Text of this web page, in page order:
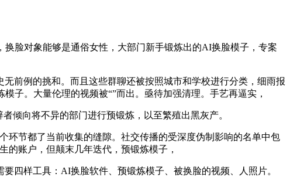
脸对象能够是通俗女性，大部门新手锻炼出的AI换脸模子，专案
前例的挑和。而且这些群聊还被按照城市和学校进行分类，细雨报
子。大量伦理的视频被“”而出。亟待加强清理。手艺再逼实，
向将不异的部门进行预锻炼，以至繁殖出黑灰产。
节都了当前收集的缝隙。社交传播的受深度伪制影响的名单中包
的账户，但颠末几年迭代，预锻炼模子，
样工具：AI换脸软件、预锻炼模子、被换脸的视频、人照片。